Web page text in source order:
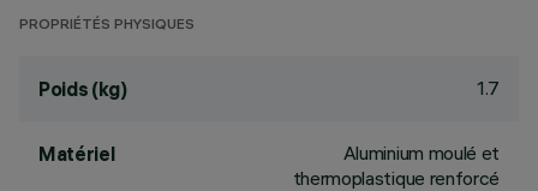
PROPRIÉTÉS PHYSIQUES
Poids (kg) 1.7
Matériel
Aluminium moulé et
thermoplastique renforcé